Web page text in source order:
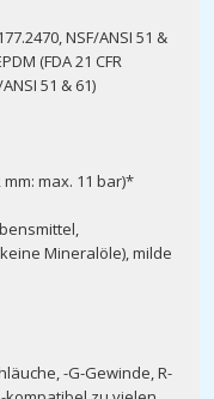
NSF/ANSI 51 &
(FDA 21 CFR
51 & 61)
mm: max. 11 bar)*
Mineralöle), milde
-G-Gewinde, R-